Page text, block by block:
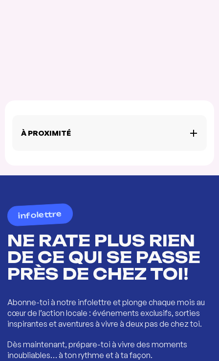
À PROXIMITÉ
infolettre
NE RATE PLUS RIEN
DE CE QUI SE PASSE
PRÈS DE CHEZ TOI!
Abonne-toi à notre infolettre et plonge chaque mois au
cœur de l’action locale : événements exclusifs, sorties
inspirantes et aventures à vivre à deux pas de chez toi.
Dès maintenant, prépare-toi à vivre des moments
inoubliables… à ton rythme et à ta façon.